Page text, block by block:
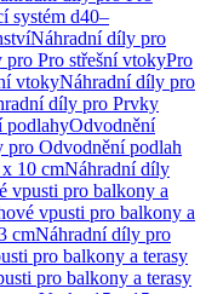
systém d40–
Náhradní díly pro
Pro střešní vtokyPro
vtokyNáhradní díly pro
díly pro Prvky
podlahyOdvodnění
pro Odvodnění podlah
10 cmNáhradní díly
vpusti pro balkony a
vpusti pro balkony a
cmNáhradní díly pro
pro balkony a terasy
pro balkony a terasy